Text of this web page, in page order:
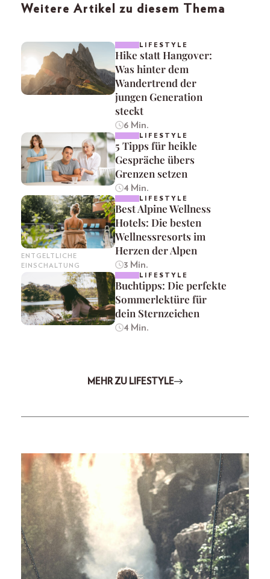
Weitere Artikel zu diesem Thema
LIFESTYLE
Hike statt Hangover:
Was hinter dem
Wandertrend der
jungen Generation
steckt
6 Min.
LIFESTYLE
5 Tipps für heikle
Gespräche übers
Grenzen setzen
4 Min.
ENTGELTLICHE
EINSCHALTUNG
LIFESTYLE
Best Alpine Wellness
Hotels: Die besten
Wellnessresorts im
Herzen der Alpen
3 Min.
LIFESTYLE
Buchtipps: Die perfekte
Sommerlektüre für
dein Sternzeichen
4 Min.
MEHR ZU LIFESTYLE